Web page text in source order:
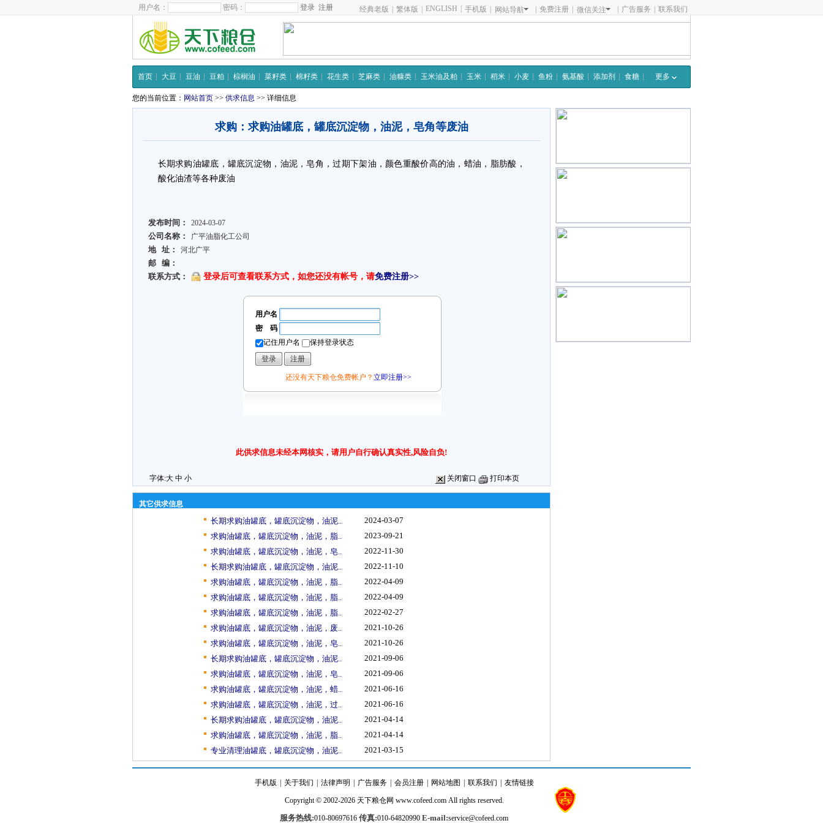
用户名： 密码： 注册 经典老版 繁体版 ENGLISH 手机版 网站导航 免费注册 微信关注 广告服务 联系我们
首页 大豆 豆油 豆粕 棕榈油 菜籽类 棉籽类 花生类 芝麻类 油糠类 玉米油及粕 玉米 稻米 小麦 鱼粉 氨基酸 添加剂 食糖 更多
您的当前位置： 网站首页 >> 供求信息 >> 详细信息
求购：求购油罐底，罐底沉淀物，油泥，皂角等废油
长期求购油罐底，罐底沉淀物，油泥，皂角，过期下架油，颜色重酸价高的油，蜡油，脂肪酸，
酸化油渣等各种废油
发布时间： 2024-03-07
公司名称： 广平油脂化工公司
地 址： 河北广平
邮 编：
联系方式：
登录后可查看联系方式，如您还没有帐号，请免费注册>>
用户名
密 码
记住用户名
保持登录状态
还没有天下粮仓免费帐户？ 立即注册>>
此供求信息未经本网核实，请用户自行确认真实性,风险自负!
字体:大 中 小 关闭窗口 打印本页
其它供求信息
长期求购油罐底，罐底沉淀物，油泥..
2024-03-07
求购油罐底，罐底沉淀物，油泥，脂..
2023-09-21
求购油罐底，罐底沉淀物，油泥，皂..
2022-11-30
长期求购油罐底，罐底沉淀物，油泥..
2022-11-10
求购油罐底，罐底沉淀物，油泥，脂..
2022-04-09
求购油罐底，罐底沉淀物，油泥，脂..
2022-04-09
求购油罐底，罐底沉淀物，油泥，脂..
2022-02-27
求购油罐底，罐底沉淀物，油泥，废..
2021-10-26
求购油罐底，罐底沉淀物，油泥，皂..
2021-10-26
长期求购油罐底，罐底沉淀物，油泥..
2021-09-06
求购油罐底，罐底沉淀物，油泥，皂..
2021-09-06
求购油罐底，罐底沉淀物，油泥，蜡..
2021-06-16
求购油罐底，罐底沉淀物，油泥，过..
2021-06-16
长期求购油罐底，罐底沉淀物，油泥..
2021-04-14
求购油罐底，罐底沉淀物，油泥，脂..
2021-04-14
专业清理油罐底，罐底沉淀物，油泥..
2021-03-15
手机版 关于我们 法律声明 广告服务 会员注册 网站地图 联系我们 友情链接
Copyright © 2002-2026 天下粮仓网 www.cofeed.comAll rights reserved.
服务热线:010-80697616 传真:010-64820990 E-mail:service@cofeed.com